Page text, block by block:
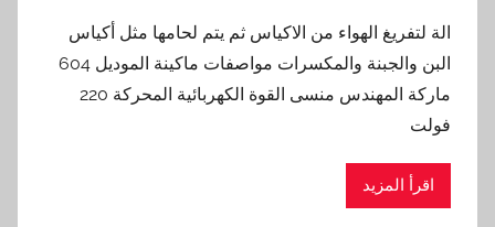
الة لتفريغ الهواء من الاكياس ثم يتم لحامها مثل أكياس
البن والجبنة والمكسرات مواصفات ماكينة الموديل 604
ماركة المهندس منسى القوة الكهربائية المحركة 220
فولت
اقرأ المزيد